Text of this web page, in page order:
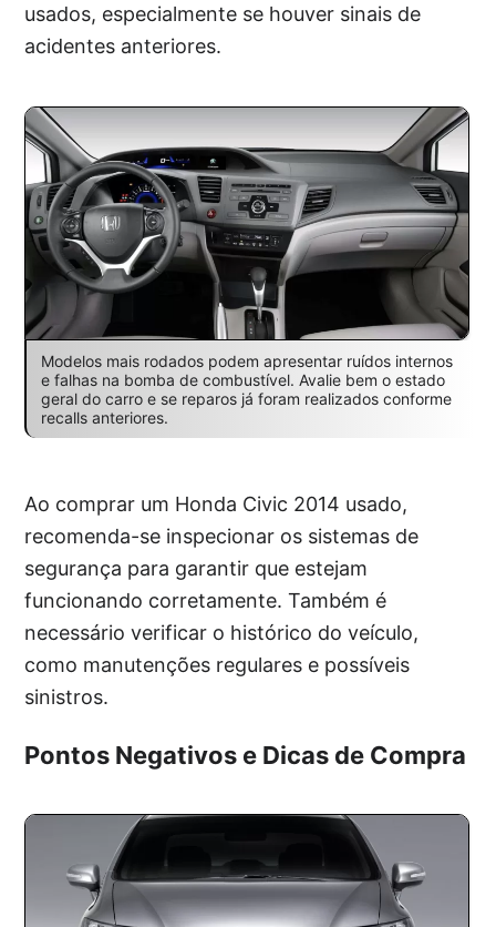
usados, especialmente se houver sinais de
acidentes anteriores.
Modelos mais rodados podem apresentar ruídos internos
e falhas na bomba de combustível. Avalie bem o estado
geral do carro e se reparos já foram realizados conforme
recalls anteriores.
Ao comprar um Honda Civic 2014 usado,
recomenda-se inspecionar os sistemas de
segurança para garantir que estejam
funcionando corretamente. Também é
necessário verificar o histórico do veículo,
como manutenções regulares e possíveis
sinistros.
Pontos Negativos e Dicas de Compra